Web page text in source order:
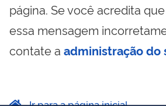
página. Se você acredita
essa mensagem
contate a administração do